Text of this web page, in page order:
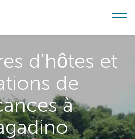
d'hôtes et
de
à